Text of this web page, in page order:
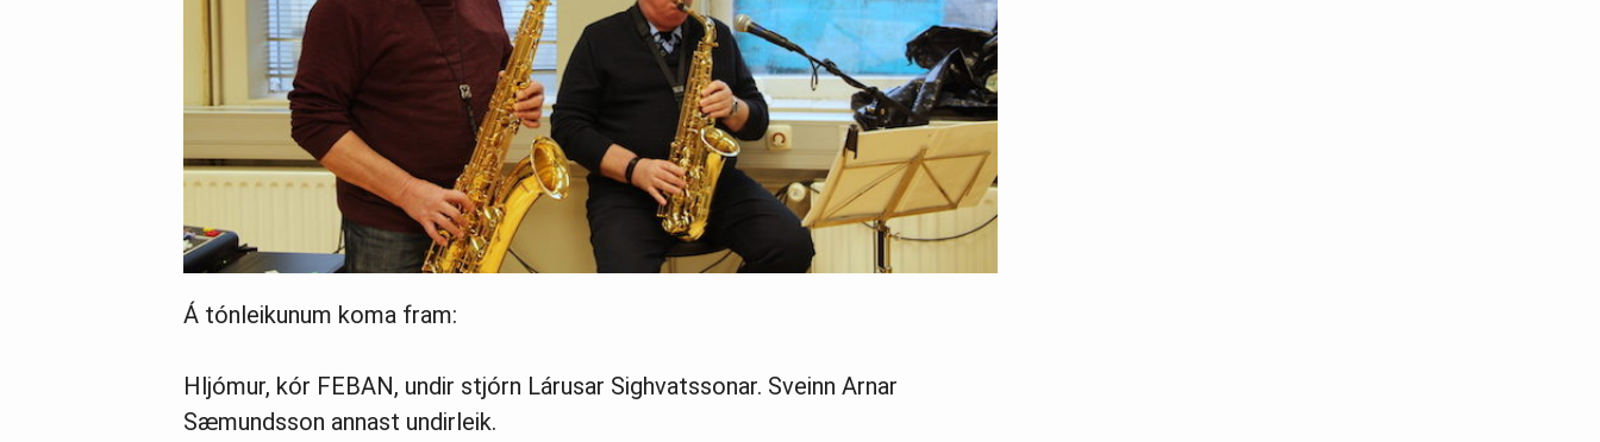
Á tónleikunum koma fram:
Hljómur, kór FEBAN, undir stjórn Lárusar Sighvatssonar. Sveinn Arnar
Sæmundsson annast undirleik.